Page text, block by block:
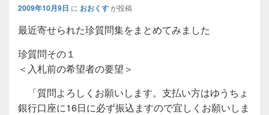
2009年10月9日 に おおくすが投稿
最近寄せられた珍質問集をまとめてみました
珍質問その１
＜入札前の希望者の要望＞
「質問よろしくお願いします。支払い方はゆうちょ
銀行口座に16日に必ず振込ますので宜しくお願いしま